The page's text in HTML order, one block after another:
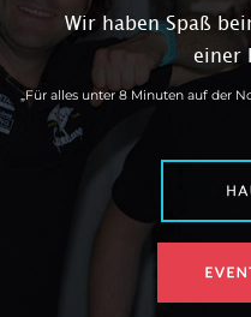
Wir haben Spaß
einer
„Für alles unter 8 Minuten auf der